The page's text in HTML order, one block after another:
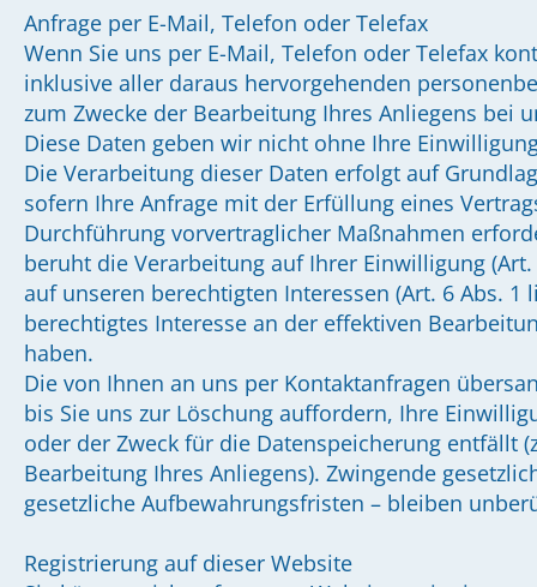
Anfrage per E-Mail, Telefon oder Telefax
Wenn Sie uns per E-Mail, Telefon oder Telefax
inklusive aller daraus hervorgehenden
zum Zwecke der Bearbeitung Ihres Anliegens bei
Diese Daten geben wir nicht ohne Ihre
Die Verarbeitung dieser Daten erfolgt auf
sofern Ihre Anfrage mit der Erfüllung eines
Durchführung vorvertraglicher Maßnahmen
beruht die Verarbeitung auf Ihrer Einwilligung
auf unseren berechtigten Interessen (Art. 6 Abs. 1
berechtigtes Interesse an der effektiven
haben.
Die von Ihnen an uns per Kontaktanfragen
bis Sie uns zur Löschung auffordern, Ihre
oder der Zweck für die Datenspeicherung entfällt
Bearbeitung Ihres Anliegens). Zwingende
gesetzliche Aufbewahrungsfristen – bleiben
Registrierung auf dieser Website